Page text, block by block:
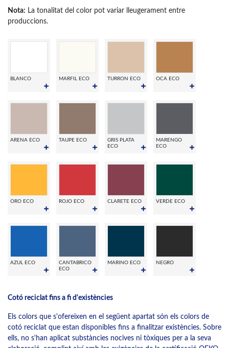
Nota: La tonalitat del color pot variar lleugerament entre
produccions.
BLANCO MARFIL ECO TURRON ECO OCA ECO
ARENA ECO TAUPE ECO
GRIS PLATA
ECO
MARENGO
ECO
ORO ECO ROJO ECO CLARETE ECO VERDE ECO
AZUL ECO
CANTABRICO
ECO
MARINO ECO NEGRO
Cotó reciclat fins a fi d'existències
Els colors que s'ofereixen en el següent apartat són els colors de
cotó reciclat que estan disponibles fins a finalitzar existències. Sobre
ells, no s'han aplicat substàncies nocives ni tòxiques per a la seva